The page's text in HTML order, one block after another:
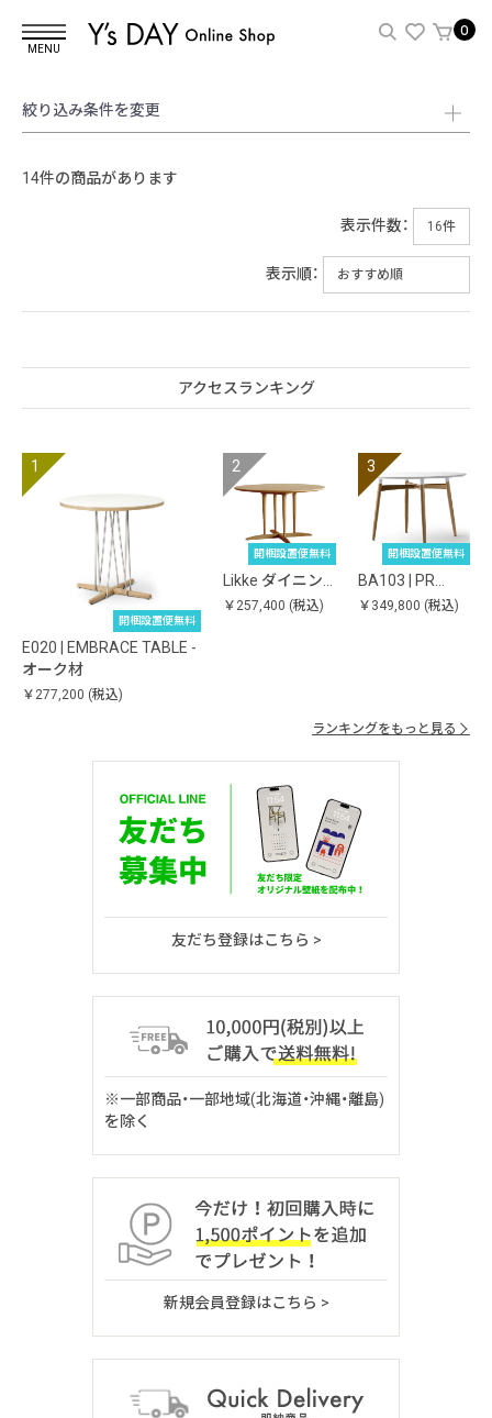
MENU
0
絞り込み条件を変更
14件の商品があります
表示件数：
表示順：
アクセスランキング
開梱設置便無料
E020 | EMBRACE TABLE -
オーク材
￥277,200 (税込)
開梱設置便無料
Likke ダイニン…
￥257,400 (税込)
開梱設置便無料
BA103 | PR…
￥349,800 (税込)
ランキングをもっと見る
友だち登録はこちら >
※一部商品・一部地域(北海道・沖縄・離島)
を除く
新規会員登録はこちら >